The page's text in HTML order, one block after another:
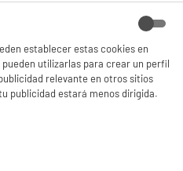
T248 para XBOX/PC
: Ordenador Personal,Xbox
establecer estas cookies en
utilizarlas para crear un perfil
relevante en otros sitios
publicidad estará menos dirigida.